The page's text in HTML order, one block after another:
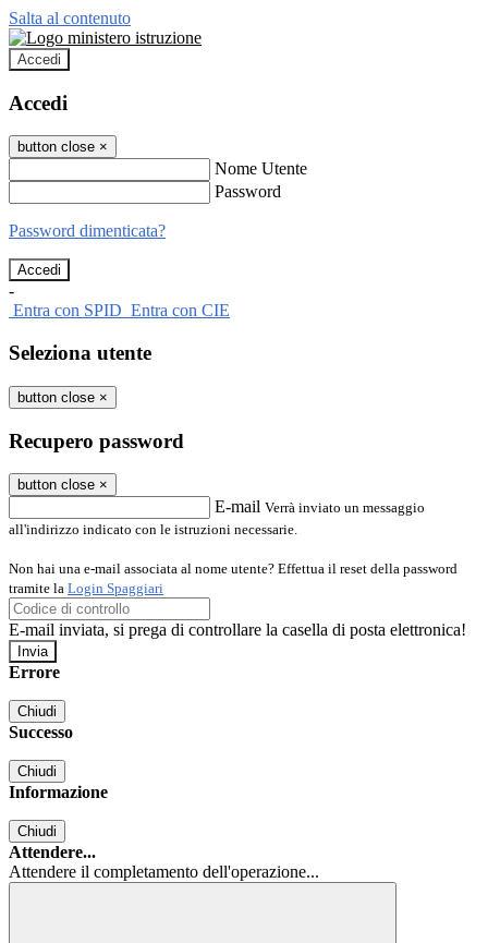
Salta al contenuto
Accedi
Accedi
button close ×
Nome Utente
Password
Password dimenticata?
-
Entra con SPID Entra con CIE
Seleziona utente
button close ×
Recupero password
button close ×
E-mail Verrà inviato un messaggio
all'indirizzo indicato con le istruzioni necessarie.
Non hai una e-mail associata al nome utente? Effettua il reset della password
tramite la Login Spaggiari
E-mail inviata, si prega di controllare la casella di posta elettronica!
Errore
Chiudi
Successo
Chiudi
Informazione
Chiudi
Attendere...
Attendere il completamento dell'operazione...